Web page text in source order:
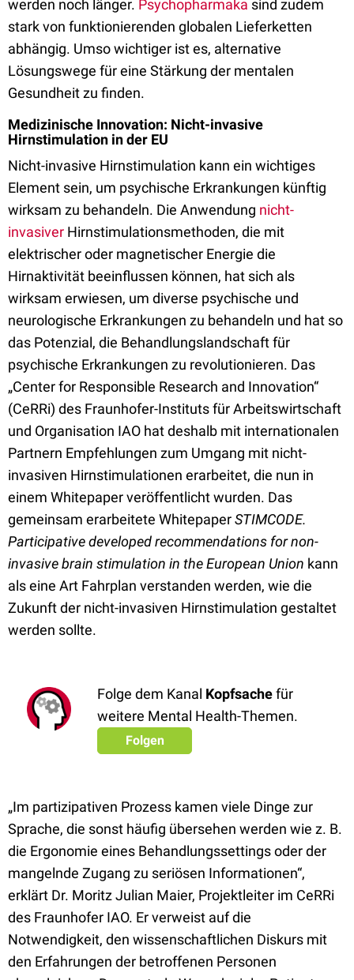
werden noch länger. Psychopharmaka sind zudem
stark von funktionierenden globalen Lieferketten
abhängig. Umso wichtiger ist es, alternative
Lösungswege für eine Stärkung der mentalen
Gesundheit zu finden.
Medizinische Innovation: Nicht-invasive
Hirnstimulation in der EU
Nicht-invasive Hirnstimulation kann ein wichtiges
Element sein, um psychische Erkrankungen künftig
wirksam zu behandeln. Die Anwendung nicht-
invasiver Hirnstimulationsmethoden, die mit
elektrischer oder magnetischer Energie die
Hirnaktivität beeinflussen können, hat sich als
wirksam erwiesen, um diverse psychische und
neurologische Erkrankungen zu behandeln und hat so
das Potenzial, die Behandlungslandschaft für
psychische Erkrankungen zu revolutionieren. Das
„Center for Responsible Research and Innovation“
(CeRRi) des Fraunhofer-Instituts für Arbeitswirtschaft
und Organisation IAO hat deshalb mit internationalen
Partnern Empfehlungen zum Umgang mit nicht-
invasiven Hirnstimulationen erarbeitet, die nun in
einem Whitepaper veröffentlicht wurden. Das
gemeinsam erarbeitete WhitepaperSTIMCODE.
Participative developed recommendations for non-
invasive brain stimulation in the European Union kann
als eine Art Fahrplan verstanden werden, wie die
Zukunft der nicht-invasiven Hirnstimulation gestaltet
werden sollte.
Folge dem Kanal Kopfsachefür
weitere Mental Health-Themen.
Folgen
„Im partizipativen Prozess kamen viele Dinge zur
Sprache, die sonst häufig übersehen werden wie z. B.
die Ergonomie eines Behandlungssettings oder der
mangelnde Zugang zu seriösen Informationen“,
erklärt Dr. Moritz Julian Maier, Projektleiter im CeRRi
des Fraunhofer IAO. Er verweist auf die
Notwendigkeit, den wissenschaftlichen Diskurs mit
den Erfahrungen der betroffenen Personen